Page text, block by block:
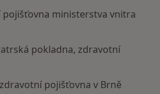
pojišťovna ministerstva vnitra
pokladna, zdravotní
pojišťovna v Brně